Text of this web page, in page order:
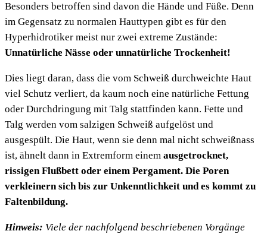
Besonders betroffen sind davon die Hände und Füße. Denn
im Gegensatz zu normalen Hauttypen gibt es für den
Hyperhidrotiker meist nur zwei extreme Zustände:
Unnatürliche Nässe oder unnatürliche Trockenheit!
Dies liegt daran, dass die vom Schweiß durchweichte Haut
viel Schutz verliert, da kaum noch eine natürliche Fettung
oder Durchdringung mit Talg stattfinden kann. Fette und
Talg werden vom salzigen Schweiß aufgelöst und
ausgespült. Die Haut, wenn sie denn mal nicht schweißnass
ist, ähnelt dann in Extremform einem ausgetrocknet,
rissigen Flußbett oder einem Pergament. Die Poren
verkleinern sich bis zur Unkenntlichkeit und es kommt zu
Faltenbildung.
Hinweis: Viele der nachfolgend beschriebenen Vorgänge